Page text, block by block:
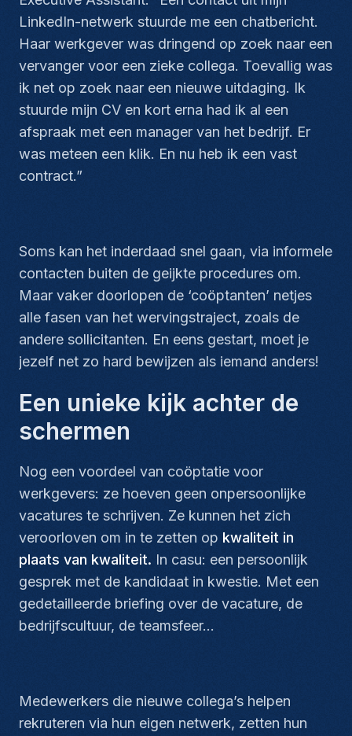
LinkedIn-netwerk stuurde me een chatbericht.
Haar werkgever was dringend op zoek naar een
vervanger voor een zieke collega. Toevallig was
ik net op zoek naar een nieuwe uitdaging. Ik
stuurde mijn CV en kort erna had ik al een
afspraak met een manager van het bedrijf. Er
was meteen een klik. En nu heb ik een vast
contract.”
Soms kan het inderdaad snel gaan, via informele
contacten buiten de geijkte procedures om.
Maar vaker doorlopen de ‘coöptanten’ netjes
alle fasen van het wervingstraject, zoals de
andere sollicitanten. En eens gestart, moet je
jezelf net zo hard bewijzen als iemand anders!
Een unieke kijk achter de
schermen
Nog een voordeel van coöptatie voor
werkgevers: ze hoeven geen onpersoonlijke
vacatures te schrijven. Ze kunnen het zich
veroorloven om in te zetten op kwaliteit in
plaats van kwaliteit. In casu: een persoonlijk
gesprek met de kandidaat in kwestie. Met een
gedetailleerde briefing over de vacature, de
bedrijfscultuur, de teamsfeer…
Medewerkers die nieuwe collega’s helpen
rekruteren via hun eigen netwerk, zetten hun